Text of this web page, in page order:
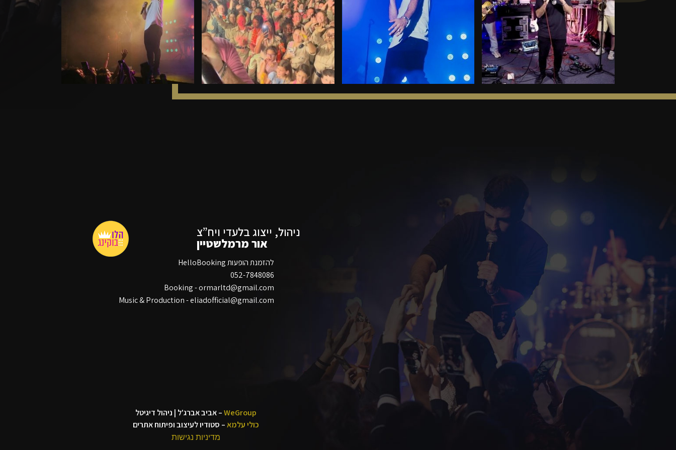
ניהול, ייצוג בלעדי ויח”צ
אור מרמלשטיין
להזמנת הופעות HelloBooking
‭052-7848086
Booking - ormarltd@gmail.com
Music & Production - eliadofficial@gmail.com
WeGroup– אביב אברג'ל | ניהול דיגיטל
כולי עלמא– סטודיו לעיצוב ופיתוח אתרים
מדיניות נגישות